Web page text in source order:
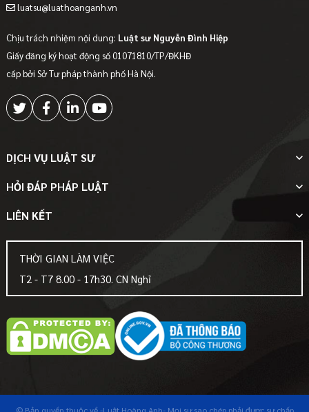
luatsu@luathoanganh.vn
Chịu trách nhiệm nội dung: Luật sư Nguyễn Đình Hiệp
Giấy đăng ký hoạt động số 01071810/TP/ĐKHĐ
cấp bởi Sở Tư pháp thành phố Hà Nội.
DỊCH VỤ LUẬT SƯ
HỎI ĐÁP PHÁP LUẬT
LIÊN KẾT
THỜI GIAN LÀM VIỆC
T2 - T7 8.00 - 17h30. CN Nghỉ
© Bản quyền thuộc về-Luật Hoàng Anh-Mọi sự sao chép phải được sự chấp